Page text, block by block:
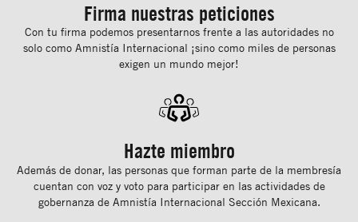
Firma nuestras peticiones
Con tu ﬁrma podemos presentarnos frente a las autoridades no
solo como Amnistía Internacional ¡sino como miles de personas
exigen un mundo mejor!
Hazte miembro
Además de donar, las personas que forman parte de la membresía
cuentan con voz y voto para participar en las actividades de
gobernanza de Amnistía Internacional Sección Mexicana.